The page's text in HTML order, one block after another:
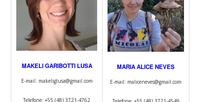
MAKELI GARIBOTTI LUSA
E-mail: makeliglusa@gmail.com
Telefone: +55 (48) 3721-4762
MARIA ALICE NEVES
E-mail: maliceneves@gmail.com